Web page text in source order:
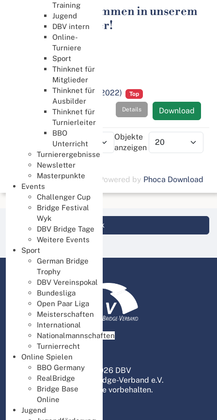
Training
Jugend
DBV intern
Online-
Turniere
Sport
Thinknet für
Mitglieder
Thinknet für
Ausbilder
Thinknet für
Turnierleiter
BBO
Unterricht
Turnierergebnisse
Newsletter
Masterpunkte
Events
Challenger Cup
Bridge Festival
Wyk
DBV Bridge Tage
Weitere Events
Sport
German Bridge
Trophy
DBV Vereinspokal
Bundesliga
Open Paar Liga
Meisterschaften
International
Nationalmannschaften
Turnierrecht
Online Spielen
BBO Germany
RealBridge
Bridge Base
Online
Jugend
Herzlich Willkommen in unserem
Download Center!
Ressort Verwaltung
Satzung
DBV Satzung (30.04.2022) Top
Download
Details
Reihenfolge
Objekte
anzeigen
Powered by Phoca Download
Login DBV Datenbank
© 2026 DBV
Deutscher Bridge-Verband e.V.
Alle Rechte vorbehalten.